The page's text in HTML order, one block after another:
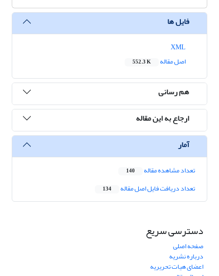
فایل ها
اصل مقاله
552.3 K
هم رسانی
ارجاع به این مقاله
آمار
تعداد مشاهده مقاله 140
تعداد دریافت فایل اصل مقاله 134
دسترسی سریع
صفحه اصلی
درباره نشریه
اعضای هیات تحریریه